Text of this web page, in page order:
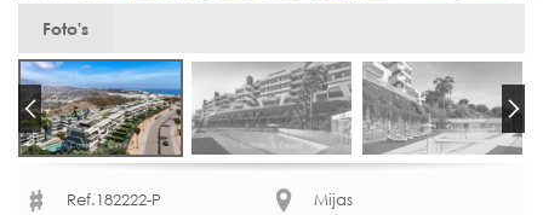
Foto's
Ref.182222-P Mijas